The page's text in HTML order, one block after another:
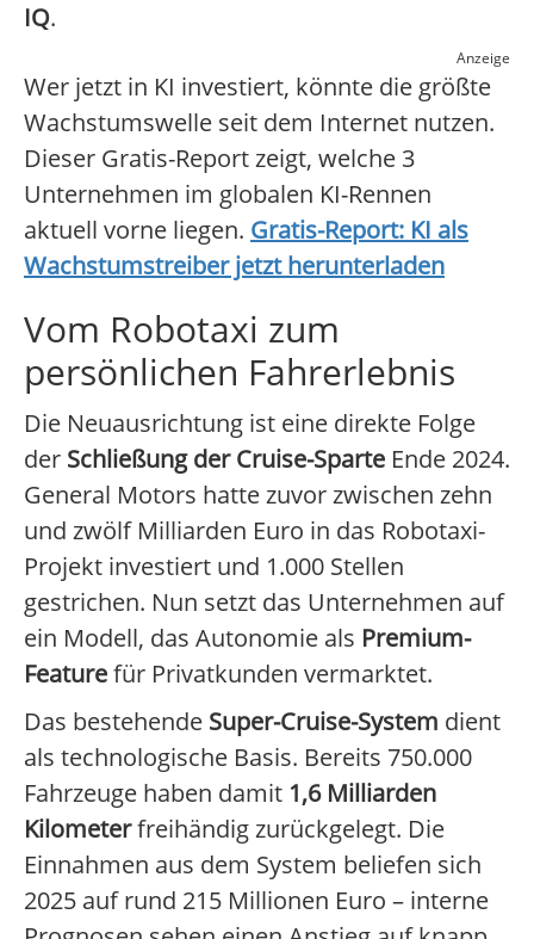
IQ.
Anzeige
Wer jetzt in KI investiert, könnte die größte
Wachstumswelle seit dem Internet nutzen.
Dieser Gratis-Report zeigt, welche 3
Unternehmen im globalen KI-Rennen
aktuell vorne liegen. Gratis-Report: KI als
Wachstumstreiber jetzt herunterladen
Vom Robotaxi zum
persönlichen Fahrerlebnis
Die Neuausrichtung ist eine direkte Folge
der Schließung der Cruise-Sparte Ende 2024.
General Motors hatte zuvor zwischen zehn
und zwölf Milliarden Euro in das Robotaxi-
Projekt investiert und 1.000 Stellen
gestrichen. Nun setzt das Unternehmen auf
ein Modell, das Autonomie als Premium-
Featurefür Privatkunden vermarktet.
Das bestehende Super-Cruise-System dient
als technologische Basis. Bereits 750.000
Fahrzeuge haben damit 1,6 Milliarden
Kilometerfreihändig zurückgelegt. Die
Einnahmen aus dem System beliefen sich
2025 auf rund 215 Millionen Euro – interne